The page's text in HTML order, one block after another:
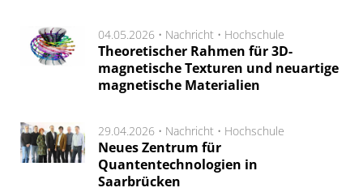
04.05.2026 • Nachricht • Hochschule
Theoretischer Rahmen für 3D-
magnetische Texturen und neuartige
magnetische Materialien
29.04.2026 • Nachricht • Hochschule
Neues Zentrum für
Quantentechnologien in
Saarbrücken